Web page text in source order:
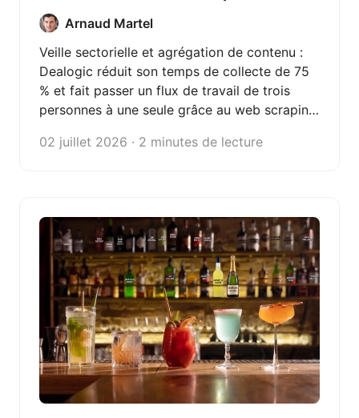
l’efficacité de son équipe avec
Arnaud Martel
Veille sectorielle et agrégation de contenu :
Dealogic réduit son temps de collecte de 75
% et fait passer un flux de travail de trois
personnes à une seule grâce au web scraping
02 juillet 2026 · 2 minutes de lecture